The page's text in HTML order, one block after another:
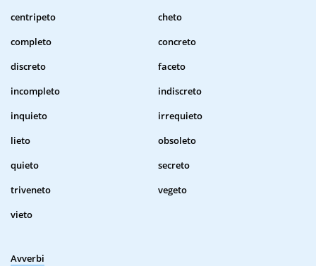
centripeto
cheto
completo
concreto
discreto
faceto
incompleto
indiscreto
inquieto
irrequieto
lieto
obsoleto
quieto
secreto
triveneto
vegeto
vieto
Avverbi